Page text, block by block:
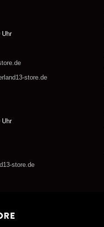
Uhr
store.de
Uhr
store.de